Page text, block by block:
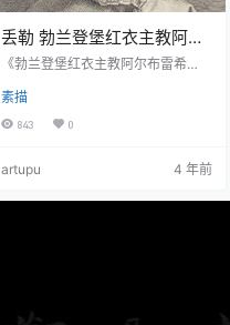
丢勒 勃兰登堡红衣主教阿尔
布雷希特；或小卡地纳
《勃兰登堡红衣主教阿尔布雷希
AlbrechtofBrandenburg,or,TheSm
allCardina）是德国艺术家『阿尔布
馆，绘画 15x10厘米
素描
843 0
artupu 4 年前